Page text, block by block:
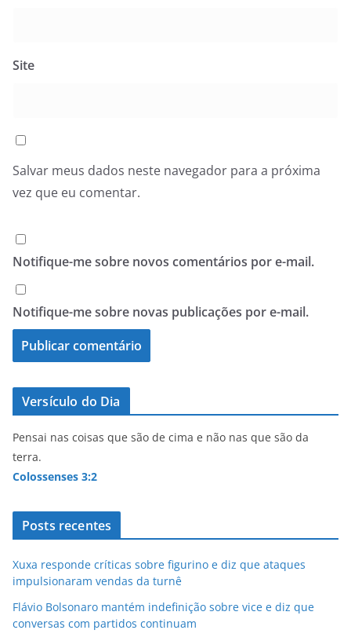
Site
Salvar meus dados neste navegador para a próxima
vez que eu comentar.
Notifique-me sobre novos comentários por e-mail.
Notifique-me sobre novas publicações por e-mail.
Versículo do Dia
Pensai nas coisas que são de cima e não nas que são da
terra.
Colossenses 3:2
Posts recentes
Xuxa responde críticas sobre figurino e diz que ataques
impulsionaram vendas da turnê
Flávio Bolsonaro mantém indefinição sobre vice e diz que
conversas com partidos continuam